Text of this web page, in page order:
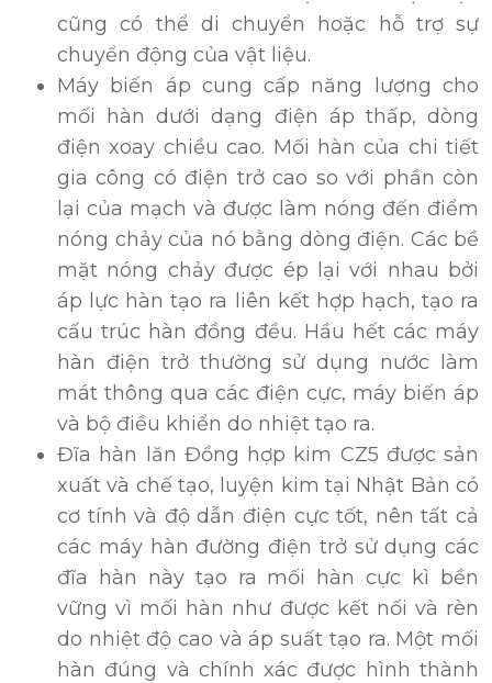
cũng có thể di chuyển hoặc hỗ trợ sự
chuyển động của vật liệu.
Máy biến áp cung cấp năng lượng cho
mối hàn dưới dạng điện áp thấp, dòng
điện xoay chiều cao. Mối hàn của chi tiết
gia công có điện trở cao so với phần còn
lại của mạch và được làm nóng đến điểm
nóng chảy của nó bằng dòng điện. Các bề
mặt nóng chảy được ép lại với nhau bởi
áp lực hàn tạo ra liên kết hợp hạch, tạo ra
cấu trúc hàn đồng đều. Hầu hết các máy
hàn điện trở thường sử dụng nước làm
mát thông qua các điện cực, máy biến áp
và bộ điều khiển do nhiệt tạo ra.
Đĩa hàn lăn Đồng hợp kim CZ5 được sản
xuất và chế tạo, luyện kim tại Nhật Bản có
cơ tính và độ dẫn điện cực tốt, nên tất cả
các máy hàn đường điện trở sử dụng các
đĩa hàn này tạo ra mối hàn cực kì bền
vững vì mối hàn như được kết nối và rèn
do nhiệt độ cao và áp suất tạo ra. Một mối
hàn đúng và chính xác được hình thành